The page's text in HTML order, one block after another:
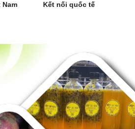
Kết nối quốc tế